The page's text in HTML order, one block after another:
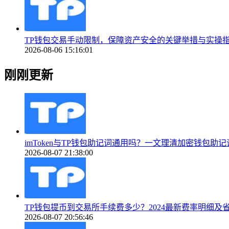
TP钱包交易手动限制，保障资产安全的关键举措与实操
2026-08-06 15:16:01
刚刚更新
imToken与TP钱包助记词通用吗？一文理清加密钱包助记
2026-08-07 21:38:00
TP钱包提币到交易所手续费多少？2024最新费率明细及
2026-08-07 20:56:46